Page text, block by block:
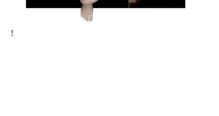
！